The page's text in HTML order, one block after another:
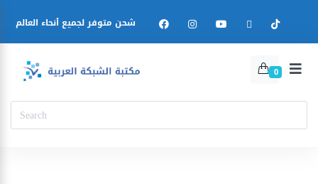
شحن متوفر لجميع أنحاء العالم
0